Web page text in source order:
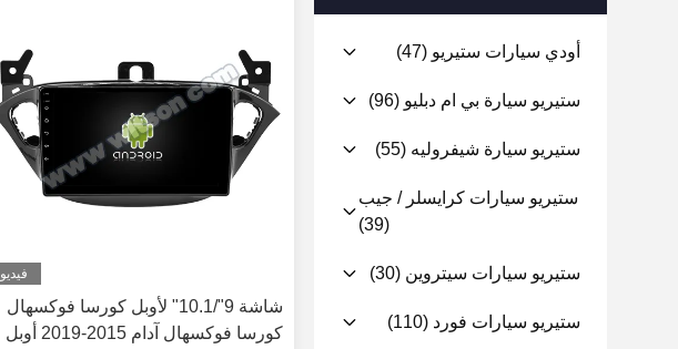
أودي سيارات ستيريو (47)
ستيريو سيارة بي ام دبليو (96)
ستيريو سيارة شيفروليه (55)
ستيريو سيارات كرايسلر / جيب
(39)
ستيريو سيارات سيتروين (30)
ستيريو سيارات فورد (110)
فيديو
شاشة 9"/10.1" لأوبل كورسا فوكسهال
كورسا فوكسهال آدام 2015-2019 أوبل